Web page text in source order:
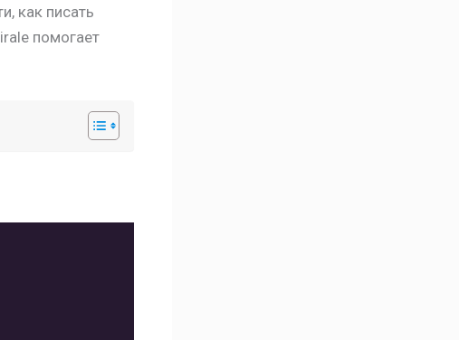
как писать
помогает